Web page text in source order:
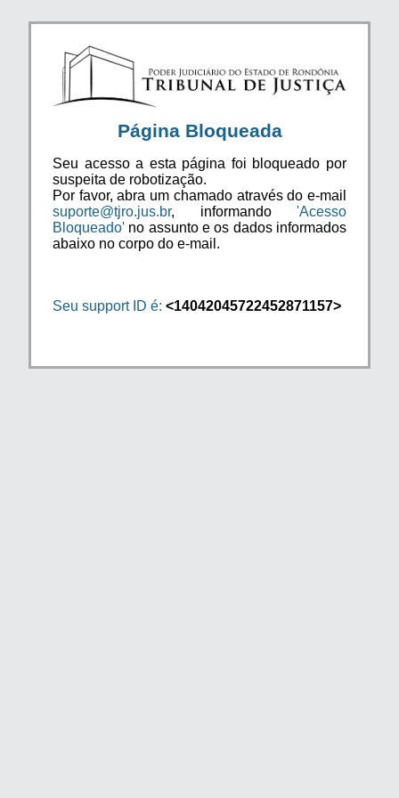
Página Bloqueada
Seu acesso a esta página foi bloqueado por
suspeita de robotização.
Por favor, abra um chamado através do e-mail
suporte@tjro.jus.br, informando 'Acesso
Bloqueado' no assunto e os dados informados
abaixo no corpo do e-mail.
Seu support ID é: <14042045722452871157>